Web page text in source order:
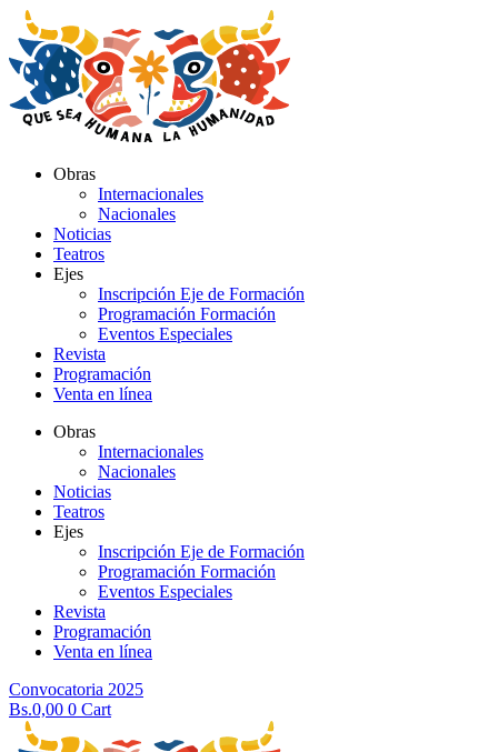
al
contenido
Obras
Internacionales
Nacionales
Noticias
Teatros
Ejes
Inscripción Eje de Formación
Programación Formación
Eventos Especiales
Revista
Programación
Venta en línea
Obras
Internacionales
Nacionales
Noticias
Teatros
Ejes
Inscripción Eje de Formación
Programación Formación
Eventos Especiales
Revista
Programación
Venta en línea
Convocatoria 2025
Bs.0,00 0 Cart